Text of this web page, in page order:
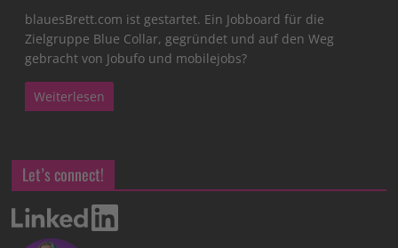
blauesBrett.com ist gestartet. Ein Jobboard für die
Zielgruppe Blue Collar, gegründet und auf den Weg
gebracht von Jobufo und mobilejobs?
Weiterlesen
Let’s connect!